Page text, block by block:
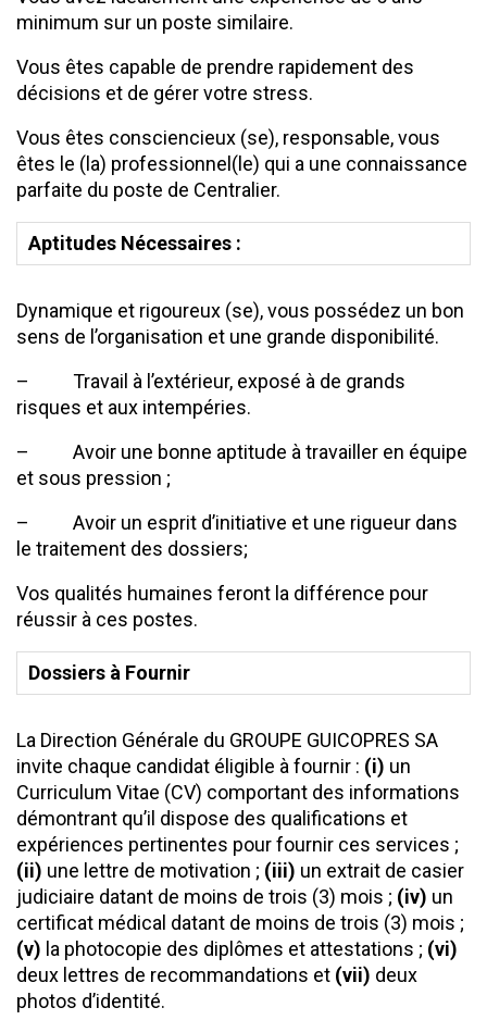
minimum sur un poste similaire.
Vous êtes capable de prendre rapidement des
décisions et de gérer votre stress.
Vous êtes consciencieux (se), responsable, vous
êtes le (la) professionnel(le) qui a une connaissance
parfaite du poste de Centralier.
Aptitudes Nécessaires :
Dynamique et rigoureux (se), vous possédez un bon
sens de l’organisation et une grande disponibilité.
– Travail à l’extérieur, exposé à de grands
risques et aux intempéries.
– Avoir une bonne aptitude à travailler en équipe
et sous pression ;
– Avoir un esprit d’initiative et une rigueur dans
le traitement des dossiers;
Vos qualités humaines feront la différence pour
réussir à ces postes.
Dossiers à Fournir
La Direction Générale du GROUPE GUICOPRES SA
invite chaque candidat éligible à fournir : (i) un
Curriculum Vitae (CV) comportant des informations
démontrant qu’il dispose des qualifications et
expériences pertinentes pour fournir ces services ;
(ii) une lettre de motivation ; (iii) un extrait de casier
judiciaire datant de moins de trois (3) mois ; (iv) un
certificat médical datant de moins de trois (3) mois ;
(v) la photocopie des diplômes et attestations ; (vi)
deux lettres de recommandations et (vii) deux
photos d’identité.